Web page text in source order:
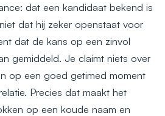
dat een kandidaat bekend is
dat hij zeker openstaat voor
dat de kans op een zinvol
gemiddeld. Je claimt niets over
op een goed getimed moment
Precies dat maakt het
op een koude naam en